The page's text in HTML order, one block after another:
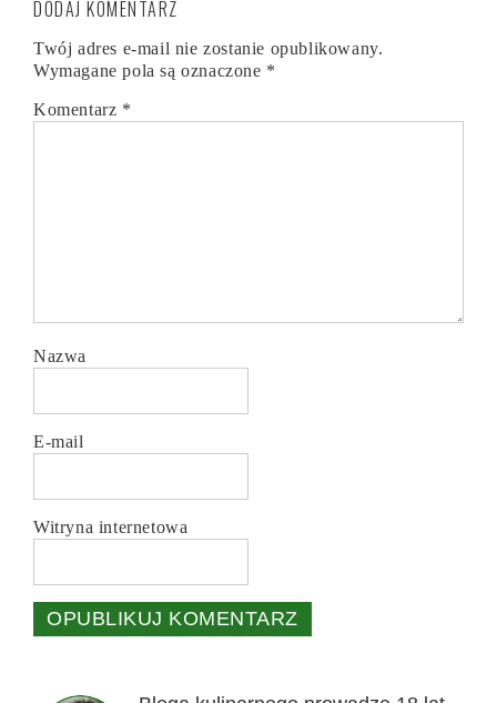
DODAJ KOMENTARZ
Twój adres e-mail nie zostanie opublikowany.
Wymagane pola są oznaczone *
Komentarz *
Nazwa
E-mail
Witryna internetowa